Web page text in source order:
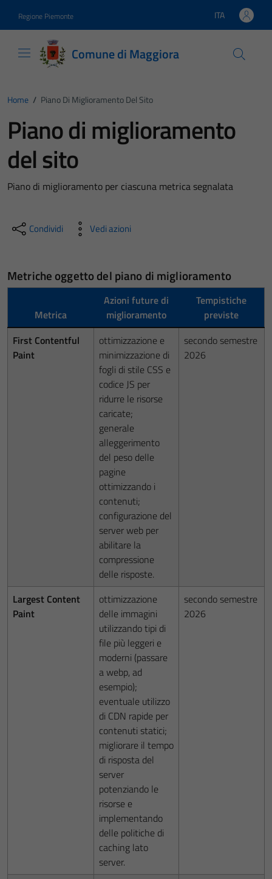
Regione Piemonte Lingua attiva:
ITA
Comune di Maggiora
Home / Piano Di Miglioramento Del Sito
Piano di miglioramento
del sito
Piano di miglioramento per ciascuna metrica segnalata
Condividi Vedi azioni
Metriche oggetto del piano di miglioramento
Metrica
Azioni future di
miglioramento
Tempistiche
previste
First Contentful
Paint
ottimizzazione e
minimizzazione di
fogli di stile CSS e
codice JS per
ridurre le risorse
caricate;
generale
alleggerimento
del peso delle
pagine
ottimizzando i
contenuti;
configurazione del
server web per
abilitare la
compressione
delle risposte.
secondo semestre
2026
Largest Content
Paint
ottimizzazione
delle immagini
utilizzando tipi di
file più leggeri e
moderni (passare
a webp, ad
esempio);
eventuale utilizzo
di CDN rapide per
contenuti statici;
migliorare il tempo
di risposta del
server
potenziando le
risorse e
implementando
delle politiche di
caching lato
server.
secondo semestre
2026